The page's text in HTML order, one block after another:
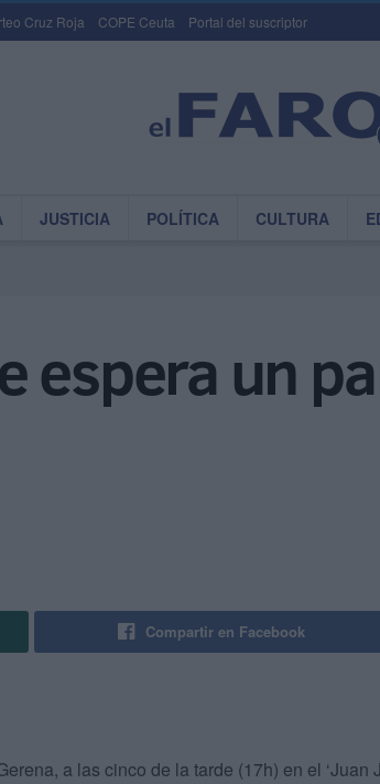
Cruz Roja COPE Ceuta Portal del suscriptor
JUSTICIA POLÍTICA CULTURA
espera un
Compartir en Facebook
a las cinco de la tarde (17h) en el ‘Juan